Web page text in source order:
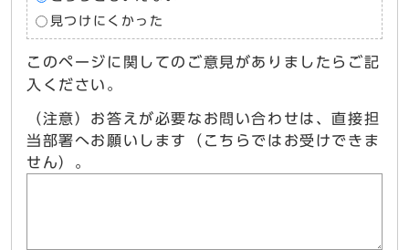
見つけにくかった
このページに関してのご意見がありましたらご記
入ください。
（注意）お答えが必要なお問い合わせは、直接担
当部署へお願いします（こちらではお受けできま
せん）。